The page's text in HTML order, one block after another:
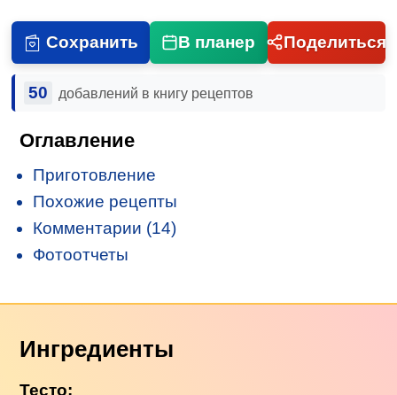
Сохранить В планер Поделиться
50 добавлений в книгу рецептов
Оглавление
Приготовление
Похожие рецепты
Комментарии (14)
Фотоотчеты
Ингредиенты
Тесто: